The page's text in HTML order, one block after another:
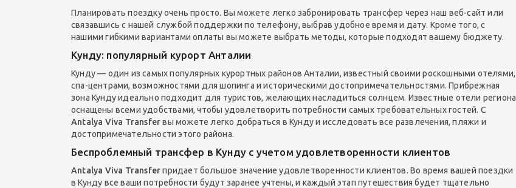
Планировать поездку очень просто. Вы можете легко забронировать трансфер через наш веб-сайт или
связавшись с нашей службой поддержки по телефону, выбрав удобное время и дату. Кроме того, с
нашими гибкими вариантами оплаты вы можете выбрать методы, которые подходят вашему бюджету.
Кунду: популярный курорт Анталии
Кунду — один из самых популярных курортных районов Анталии, известный своими роскошными отелями,
спа-центрами, возможностями для шопинга и историческими достопримечательностями. Прибрежная
зона Кунду идеально подходит для туристов, желающих насладиться солнцем. Известные отели региона
оснащены всеми удобствами, чтобы удовлетворить потребности самых требовательных гостей. С
Antalya Viva Transferвы можете легко добраться в Кунду и исследовать все развлечения, пляжи и
достопримечательности этого района.
Беспроблемный трансфер в Кунду с учетом удовлетворенности клиентов
Antalya Viva Transferпридает большое значение удовлетворенности клиентов. Во время вашей поездки
в Кунду все ваши потребности будут заранее учтены, и каждый этап путешествия будет тщательно